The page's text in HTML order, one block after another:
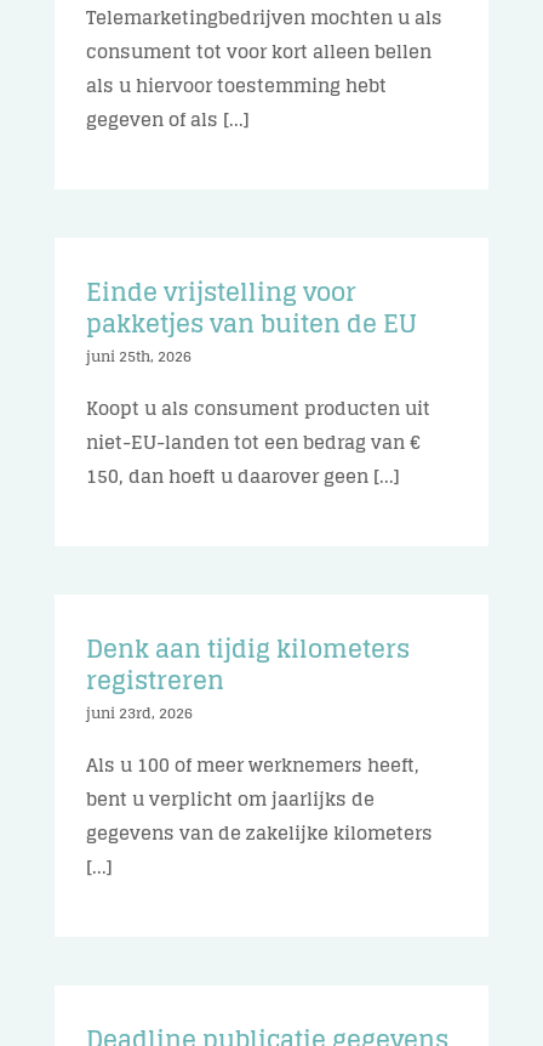
Telemarketingbedrijven mochten u als
consument tot voor kort alleen bellen
als u hiervoor toestemming hebt
gegeven of als [...]
Einde vrijstelling voor
pakketjes van buiten de EU
juni 25th, 2026
Koopt u als consument producten uit
niet-EU-landen tot een bedrag van €
150, dan hoeft u daarover geen [...]
Denk aan tijdig kilometers
registreren
juni 23rd, 2026
Als u 100 of meer werknemers heeft,
bent u verplicht om jaarlijks de
gegevens van de zakelijke kilometers
[...]